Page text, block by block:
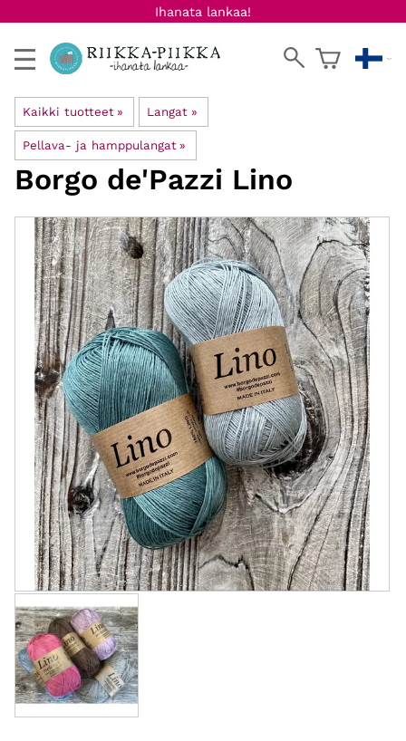
Ihanata lankaa!
Kaikki tuotteet ‪» Langat ‪»
Pellava- ja hamppulangat ‪»
Borgo de'Pazzi Lino